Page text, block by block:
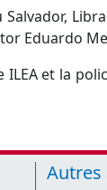
Eduardo
et la
Autres